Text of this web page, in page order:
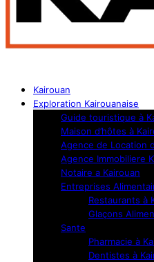
Kairouan
Exploration Kairouanaise
Guide touristique à
Maison d’hôtes à
Agence de Location
Agence Immobiliere
Notaire a Kairouan
Entreprises
Restaurants à
Glaçons
Sante
Pharmacie à
Dentistes à